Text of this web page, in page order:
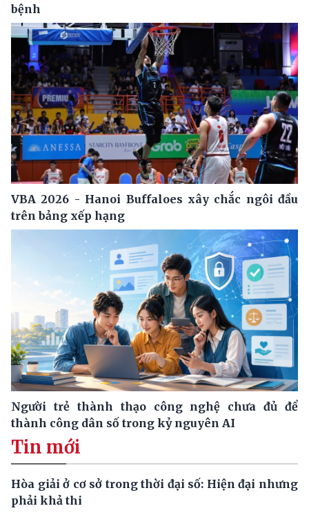
bệnh
VBA 2026 - Hanoi Buffaloes xây chắc ngôi đầu
trên bảng xếp hạng
Người trẻ thành thạo công nghệ chưa đủ để
thành công dân số trong kỷ nguyên AI
Tin mới
Hòa giải ở cơ sở trong thời đại số: Hiện đại nhưng
phải khả thi